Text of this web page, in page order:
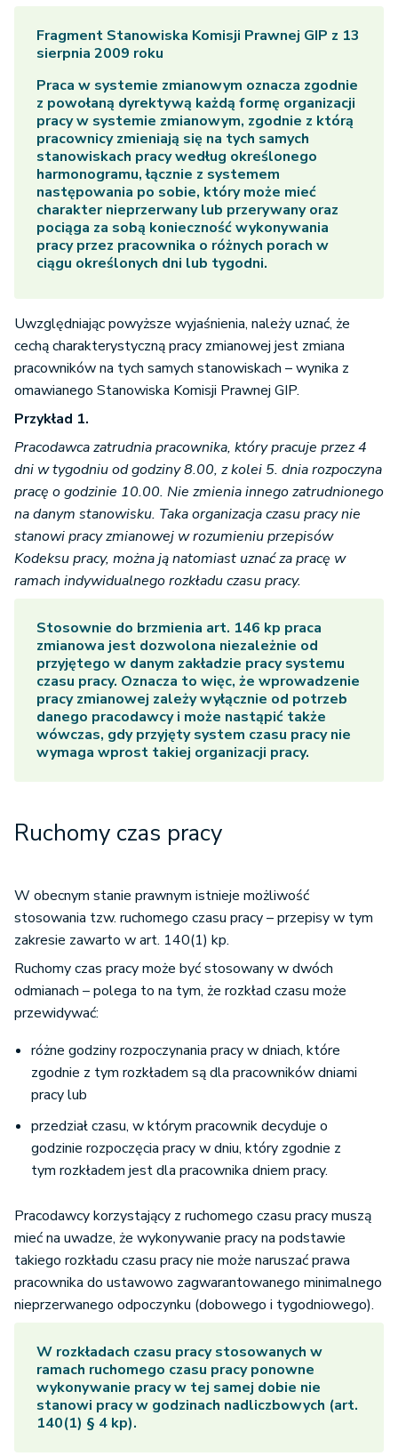
Fragment Stanowiska Komisji Prawnej GIP z 13
sierpnia 2009 roku
Praca w systemie zmianowym oznacza zgodnie
z powołaną dyrektywą każdą formę organizacji
pracy w systemie zmianowym, zgodnie z którą
pracownicy zmieniają się na tych samych
stanowiskach pracy według określonego
harmonogramu, łącznie z systemem
następowania po sobie, który może mieć
charakter nieprzerwany lub przerywany oraz
pociąga za sobą konieczność wykonywania
pracy przez pracownika o różnych porach w
ciągu określonych dni lub tygodni.
Uwzględniając powyższe wyjaśnienia, należy uznać, że
cechą charakterystyczną pracy zmianowej jest zmiana
pracowników na tych samych stanowiskach – wynika z
omawianego Stanowiska Komisji Prawnej GIP.
Przykład 1.
Pracodawca zatrudnia pracownika, który pracuje przez 4
dni w tygodniu od godziny 8.00, z kolei 5. dnia rozpoczyna
pracę o godzinie 10.00. Nie zmienia innego zatrudnionego
na danym stanowisku. Taka organizacja czasu pracy nie
stanowi pracy zmianowej w rozumieniu przepisów
Kodeksu pracy, można ją natomiast uznać za pracę w
ramach indywidualnego rozkładu czasu pracy.
Stosownie do brzmienia art. 146 kp praca
zmianowa jest dozwolona niezależnie od
przyjętego w danym zakładzie pracy systemu
czasu pracy. Oznacza to więc, że wprowadzenie
pracy zmianowej zależy wyłącznie od potrzeb
danego pracodawcy i może nastąpić także
wówczas, gdy przyjęty system czasu pracy nie
wymaga wprost takiej organizacji pracy.
Ruchomy czas pracy
W obecnym stanie prawnym istnieje możliwość
stosowania tzw. ruchomego czasu pracy – przepisy w tym
zakresie zawarto w art. 140(1) kp.
Ruchomy czas pracy może być stosowany w dwóch
odmianach – polega to na tym, że rozkład czasu może
przewidywać:
różne godziny rozpoczynania pracy w dniach, które
zgodnie z tym rozkładem są dla pracowników dniami
pracy lub
przedział czasu, w którym pracownik decyduje o
godzinie rozpoczęcia pracy w dniu, który zgodnie z
tym rozkładem jest dla pracownika dniem pracy.
Pracodawcy korzystający z ruchomego czasu pracy muszą
mieć na uwadze, że wykonywanie pracy na podstawie
takiego rozkładu czasu pracy nie może naruszać prawa
pracownika do ustawowo zagwarantowanego minimalnego
nieprzerwanego odpoczynku (dobowego i tygodniowego).
W rozkładach czasu pracy stosowanych w
ramach ruchomego czasu pracy ponowne
wykonywanie pracy w tej samej dobie nie
stanowi pracy w godzinach nadliczbowych (art.
140(1) § 4 kp).